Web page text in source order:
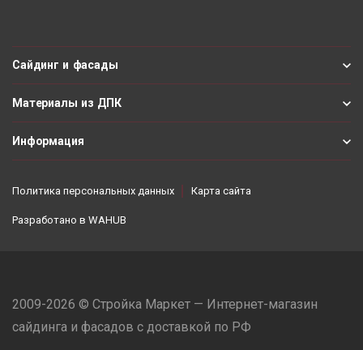
Сайдинг и фасады
Материалы из ДПК
Информация
Политика персональных данных Карта сайта
Разработано в WAHUB
2009-2026 © Стройка Маркет — Интернет-магазин
сайдинга и фасадов с доставкой по РФ